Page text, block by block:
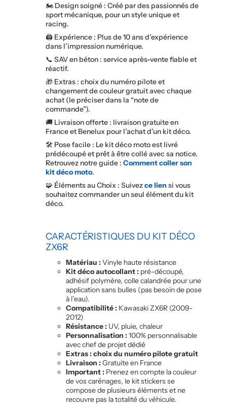
🏍️ Design soigné : Créé par des passionnés de
sport mécanique, pour un style unique et
racing.
🖨️ Expérience : Plus de 10 ans d’expérience
dans l’impression numérique.
📞 SAV en béton : service après-vente fiable et
réactif.
🎁 Extras : choix du numéro pilote et
changement de couleur gratuit avec chaque
achat (le préciser dans la “note de
commande”).
🚚 Livraison offerte : livraison gratuite en
France et Benelux pour l’achat d’un kit déco.
🛠️ Pose facile : Le kit déco moto est livré
prédécoupé et prêt à être collé avec sa notice.
Retrouvez notre guide : Comment coller son
kit déco moto.
🧩 Éléments au Choix : Suivezce lien si vous
souhaitez commander un seul élément du kit
déco.
CARACTÉRISTIQUES DU KIT DÉCO
ZX6R
Matériau :Vinyle haute résistance
Kit déco autocollant : pré-découpé,
adhésif polymère, colle calandrée pour une
application sans bulles (pas besoin de pose
à l’eau).
Compatibilité : Kawasaki ZX6R (2009-
2012)
Résistance : UV, pluie, chaleur
Personnalisation :100% personnalisable
avec chef de projet dédié
Extras : choix du numéro pilote gratuit
Livraison :Gratuite en France
Important : Prenez en compte la couleur
de vos carénages, le kit stickers se
compose de plusieurs éléments et ne
recouvre pas la totalité du véhicule.